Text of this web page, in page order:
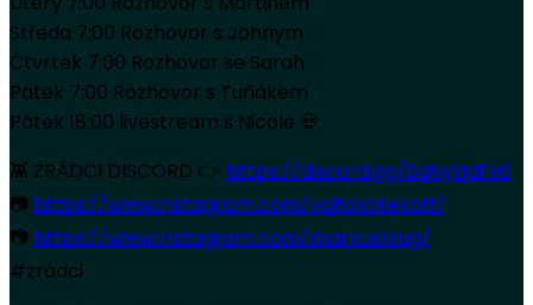
Středa 7:00 Rozhovor s Johnym
Čtvrtek 7:00 Rozhovor se Sarah
Pátek 7:00 Rozhovor s Tuňákem
Pátek 18:00 livestream s Nicole 💀
👾 ZRÁDCI DISCORD 👉 https://discord.gg/SqNyYjdFx6
📷 https://www.instagram.com/vojtakotekoff/
📷 https://www.instagram.com/markuskrug/
#zrádci